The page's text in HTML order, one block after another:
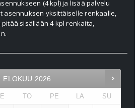
(4 kpl) ja lisää palvelu
asennuksen yksittäiselle renkaalle,
pitää sisällään 4 kpl renkaita,
ELOKUU 2026
TO PE LA SU